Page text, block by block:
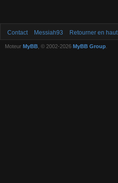
Contact Messiah93 Retourner en haut
Moteur MyBB , © 2002-2026 MyBB Group